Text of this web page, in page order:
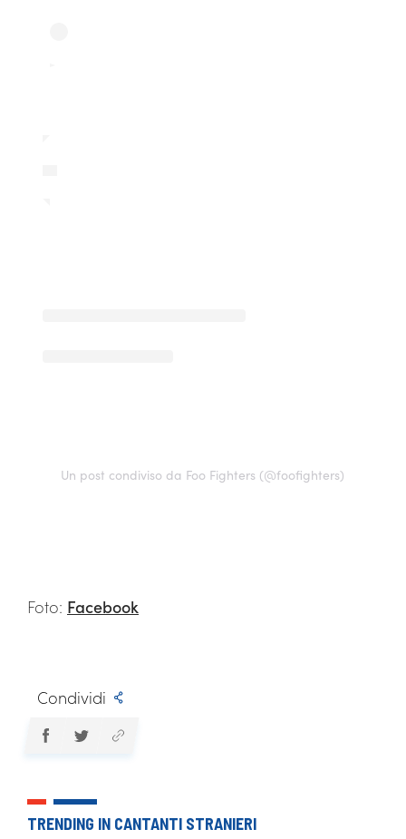
Un post condiviso da Foo Fighters (@foofighters)
Foto: Facebook
Condividi
TRENDING IN CANTANTI STRANIERI